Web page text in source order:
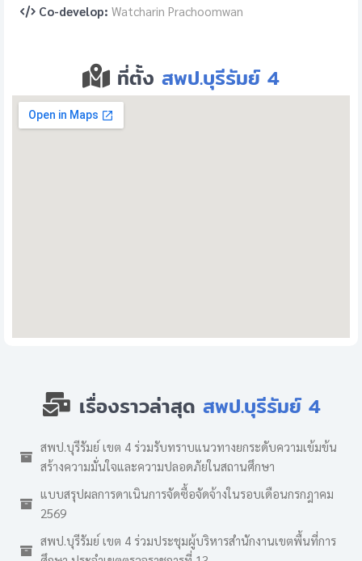
Co-develop: Watcharin Prachoomwan
ที่ตั้ง สพป.บุรีรัมย์ 4
เรื่องราวล่าสุด สพป.บุรีรัมย์ 4
สพป.บุรีรัมย์ เขต 4 ร่วมรับทราบแนวทางยกระดับความเข้มข้น
สร้างความมั่นใจและความปลอดภัยในสถานศึกษา
แบบสรุปผลการดาเนินการจัดซื้อจัดจ้างในรอบเดือนกรกฎาคม
2569
สพป.บุรีรัมย์ เขต 4 ร่วมประชุมผู้บริหารสำนักงานเขตพื้นที่การ